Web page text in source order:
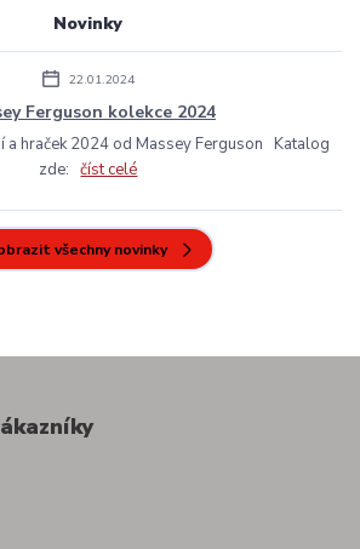
Novinky
22.01.2024
Ferguson kolekce 2024
a hraček 2024 od Massey Ferguson Katalog
zde:číst celé
všechny novinky